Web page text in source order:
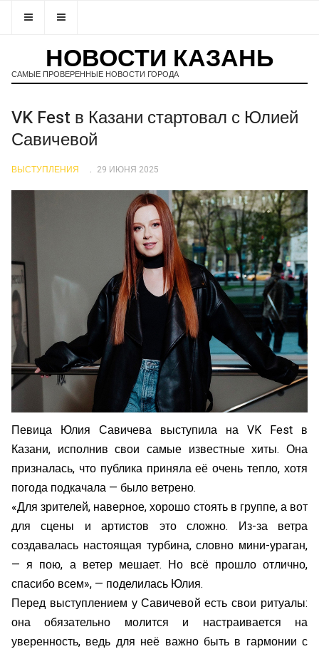
НОВОСТИ КАЗАНЬ
САМЫЕ ПРОВЕРЕННЫЕ НОВОСТИ ГОРОДА
VK Fest в Казани стартовал с Юлией
Савичевой
ВЫСТУПЛЕНИЯ 29 ИЮНЯ 2025
Певица Юлия Савичева выступила на VK Fest в
Казани, исполнив свои самые известные хиты. Она
призналась, что публика приняла её очень тепло, хотя
погода подкачала — было ветрено.
«Для зрителей, наверное, хорошо стоять в группе, а вот
для сцены и артистов это сложно. Из-за ветра
создавалась настоящая турбина, словно мини-ураган,
— я пою, а ветер мешает. Но всё прошло отлично,
спасибо всем», — поделилась Юлия.
Перед выступлением у Савичевой есть свои ритуалы:
она обязательно молится и настраивается на
уверенность, ведь для неё важно быть в гармонии с